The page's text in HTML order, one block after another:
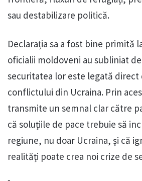
sau destabilizare politică.
Declarația sa a fost bine primită
oficialii moldoveni au subliniat
securitatea lor este legată direct
conflictului din Ucraina. Prin
transmite un semnal clar către
că soluțiile de pace trebuie să
regiune, nu doar Ucraina, și că
realități poate crea noi crize de